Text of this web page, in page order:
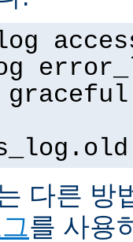
graceful
다른 방
를 사용